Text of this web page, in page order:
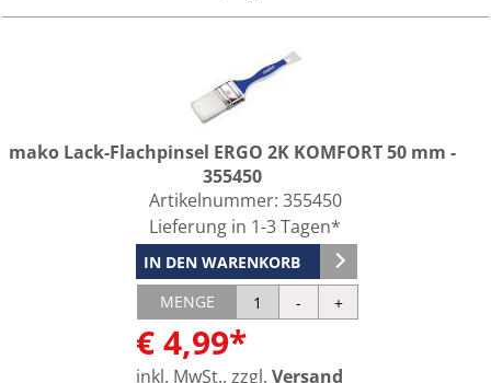
mako Lack-Flachpinsel ERGO 2K KOMFORT 50 mm -
355450
Artikelnummer: 355450
Lieferung in 1-3 Tagen*
IN DEN WARENKORB
MENGE
€ 4,99*
inkl. MwSt., zzgl. Versand